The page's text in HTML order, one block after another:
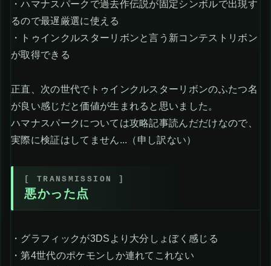
・ハマナスパークで過去作伝説が固定シンボルで出現す
るので最遅厳選に使える
・トゥインクルスターリボンと言う新コンテストリボン
が取得できる
正直、次の世代でトゥインクルスターリボンのふたつ名
が良い感じだと価値が生まれると思いました。
ハマナスパークについては攻略記事読んだだけなので、
実際に検証はしてません...（申し訳ない）
悪かった点
・グラフィックが3DSより大分しょぼく感じる
・第4世代のポケモンしか連れてこれない